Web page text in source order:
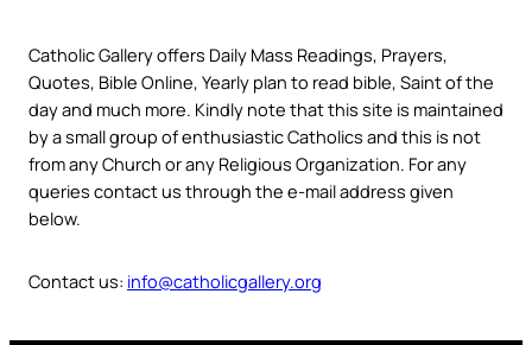
Catholic Gallery offers Daily Mass Readings, Prayers,
Quotes, Bible Online, Yearly plan to read bible, Saint of the
day and much more. Kindly note that this site is maintained
by a small group of enthusiastic Catholics and this is not
from any Church or any Religious Organization. For any
queries contact us through the e-mail address given
below.
Contact us: info@catholicgallery.org